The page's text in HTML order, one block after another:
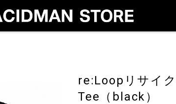
re:Loopリサイ
Tee（black）